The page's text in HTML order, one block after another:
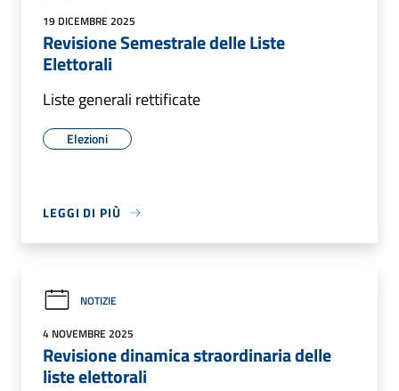
19 DICEMBRE 2025
Revisione Semestrale delle Liste
Elettorali
Liste generali rettificate
Elezioni
LEGGI DI PIÙ
NOTIZIE
4 NOVEMBRE 2025
Revisione dinamica straordinaria delle
liste elettorali